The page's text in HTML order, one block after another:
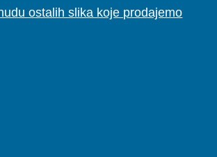
ostalih slika koje prodajemo